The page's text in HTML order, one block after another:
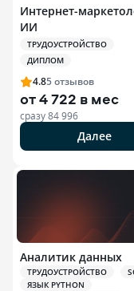
Интернет-
ИИ
ТРУДОУСТРОЙСТВО
ДИПЛОМ
4.85отзывов
от4 722 в мес
сразу84 996
Далее
Аналитик данных
ТРУДОУСТРОЙСТВО
ЯЗЫК PYTHON